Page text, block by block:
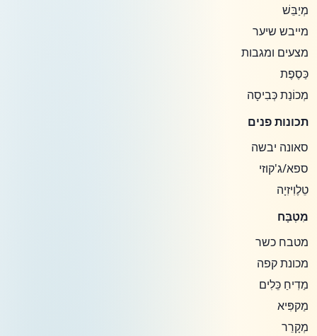
מְיַבֵּשׁ
מייבש שיער
מצעים ומגבות
כַּסֶפֶת
מְכוֹנַת כְּבִיסָה
תכונות פנים
סאונה יבשה
ספא/ג'קוזי
טֵלֶוִיזִיָה
מִטְבָּח
מטבח כשר
מכונת קפה
מַדִיחַ כֵּלִים
מַקפִּיא
מְקָרֵר